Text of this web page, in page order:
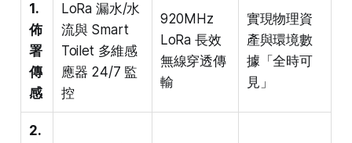
1.
佈
署
傳
感
LoRa 漏水/水
流與 Smart
Toilet 多維感
應器 24/7 監
控
920MHz
LoRa 長效
無線穿透傳
輸
實現物理資
產與環境數
據「全時可
見」
2.